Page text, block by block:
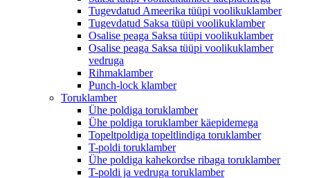
Tugevdatud Ameerika tüüpi voolikuklamber
Tugevdatud Saksa tüüpi voolikuklamber
Osalise peaga Saksa tüüpi voolikuklamber
Osalise peaga Saksa tüüpi voolikuklamber
vedruga
Rihmaklamber
Punch-lock klamber
Toruklamber
Ühe poldiga toruklamber
Ühe poldiga toruklamber käepidemega
Topeltpoldiga topeltlindiga toruklamber
T-poldi toruklamber
Ühe poldiga kahekordse ribaga toruklamber
T-poldi ja vedruga toruklamber